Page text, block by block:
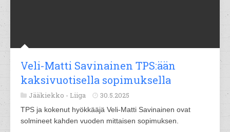
Veli-Matti Savinainen TPS:ään
kaksivuotisella sopimuksella
Jääkiekko - Liiga 30.5.2025
TPS ja kokenut hyökkääjä Veli-Matti Savinainen ovat
solmineet kahden vuoden mittaisen sopimuksen.